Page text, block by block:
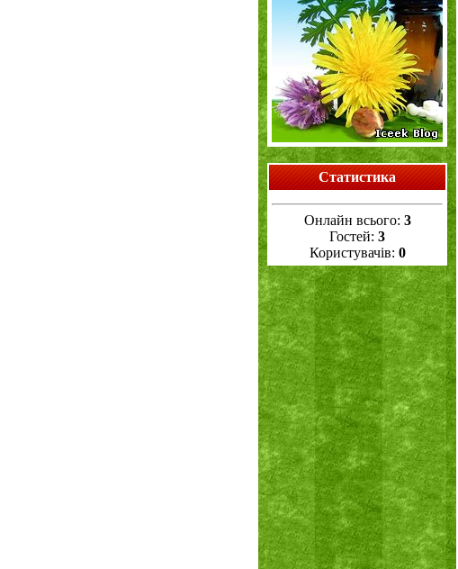
Статистика
Онлайн всього: 3
Гостей: 3
Користувачів: 0